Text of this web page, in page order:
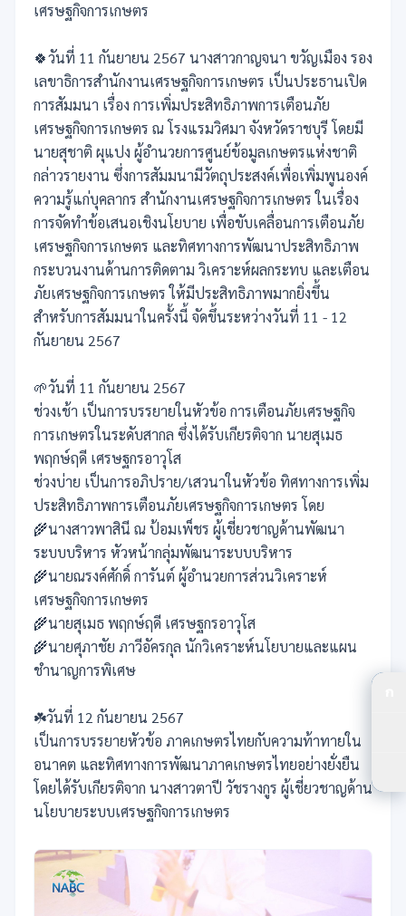
เศรษฐกิจการเกษตร
🍀วันที่ 11 กันยายน 2567 นางสาวกาญจนา ขวัญเมือง รอง
เลขาธิการสำนักงานเศรษฐกิจการเกษตร เป็นประธานเปิด
การสัมมนา เรื่อง การเพิ่มประสิทธิภาพการเตือนภัย
เศรษฐกิจการเกษตร ณ โรงแรมวิศมา จังหวัดราชบุรี โดยมี
นายสุชาติ ผุแปง ผู้อำนวยการศูนย์ข้อมูลเกษตรแห่งชาติ
กล่าวรายงาน ซึ่งการสัมมนามีวัตถุประสงค์เพื่อเพิ่มพูนองค์
ความรู้แก่บุคลากร สำนักงานเศรษฐกิจการเกษตร ในเรื่อง
การจัดทำข้อเสนอเชิงนโยบาย เพื่อขับเคลื่อนการเตือนภัย
เศรษฐกิจการเกษตร และทิศทางการพัฒนาประสิทธิภาพ
กระบวนงานด้านการติดตาม วิเคราะห์ผลกระทบ และเตือน
ภัยเศรษฐกิจการเกษตร ให้มีประสิทธิภาพมากยิ่งขึ้น
สำหรับการสัมมนาในครั้งนี้ จัดขึ้นระหว่างวันที่ 11 - 12
กันยายน 2567
🌱วันที่ 11 กันยายน 2567
ช่วงเช้า เป็นการบรรยายในหัวข้อ การเตือนภัยเศรษฐกิจ
การเกษตรในระดับสากล ซึ่งได้รับเกียรติจาก นายสุเมธ
พฤกษ์ฤดี เศรษฐกรอาวุโส
ช่วงบ่าย เป็นการอภิปราย/เสวนาในหัวข้อ ทิศทางการเพิ่ม
ประสิทธิภาพการเตือนภัยเศรษฐกิจการเกษตร โดย
🌾นางสาวพาสินี ณ ป้อมเพ็ชร ผู้เชี่ยวชาญด้านพัฒนา
ระบบบริหาร หัวหน้ากลุ่มพัฒนาระบบบริหาร
🌾นายณรงค์ศักดิ์ การันต์ ผู้อำนวยการส่วนวิเคราะห์
เศรษฐกิจการเกษตร
🌾นายสุเมธ พฤกษ์ฤดี เศรษฐกรอาวุโส
🌾นายศุภาชัย ภาวีอัครกุล นักวิเคราะห์นโยบายและแผน
ชำนาญการพิเศษ
☘️วันที่ 12 กันยายน 2567
เป็นการบรรยายหัวข้อ ภาคเกษตรไทยกับความท้าทายใน
อนาคต และทิศทางการพัฒนาภาคเกษตรไทยอย่างยั่งยืน
โดยได้รับเกียรติจาก นางสาวตาปี วัชรางกูร ผู้เชี่ยวชาญด้าน
นโยบายระบบเศรษฐกิจการเกษตร